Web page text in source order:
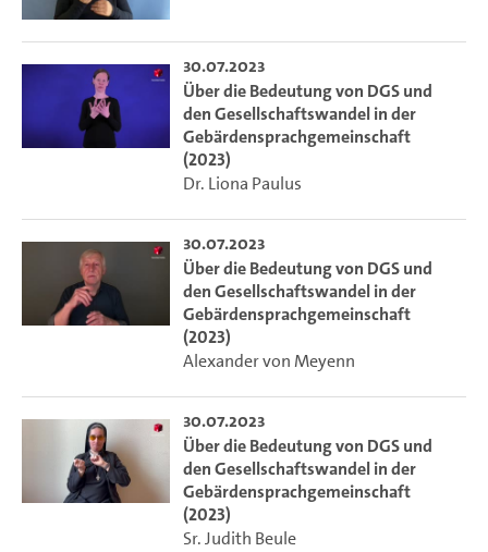
30.07.2023
Über die Bedeutung von DGS und
den Gesellschaftswandel in der
Gebärdensprachgemeinschaft
(2023)
Dr. Liona Paulus
30.07.2023
Über die Bedeutung von DGS und
den Gesellschaftswandel in der
Gebärdensprachgemeinschaft
(2023)
Alexander von Meyenn
30.07.2023
Über die Bedeutung von DGS und
den Gesellschaftswandel in der
Gebärdensprachgemeinschaft
(2023)
Sr. Judith Beule